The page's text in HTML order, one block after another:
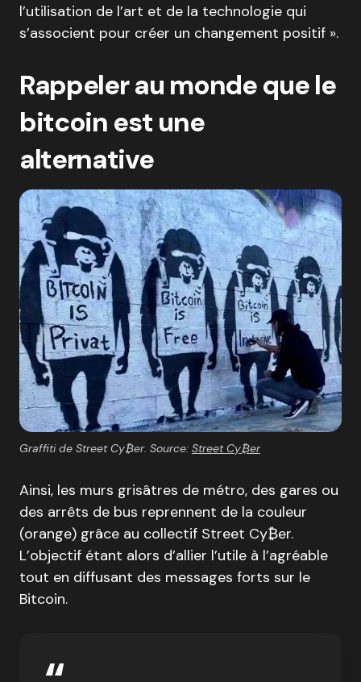
l’utilisation de l’art et de la technologie qui
s’associent pour créer un changement positif ».
Rappeler au monde que le
bitcoin est une
alternative
Graffiti de Street Cy₿er. Source: Street Cy₿er
Ainsi, les murs grisâtres de métro, des gares ou
des arrêts de bus reprennent de la couleur
(orange) grâce au collectif Street Cy₿er.
L’objectif étant alors d’allier l’utile à l’agréable
tout en diffusant des messages forts sur le
Bitcoin.